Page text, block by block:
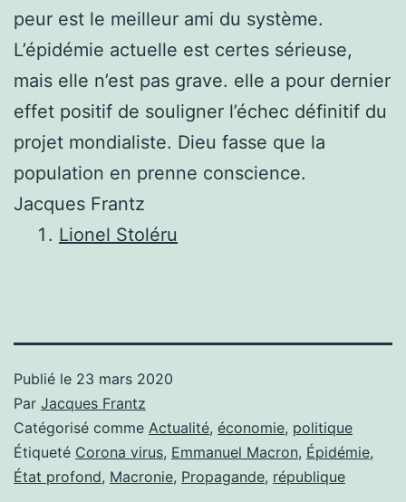
peur est le meilleur ami du système.
L’épidémie actuelle est certes sérieuse,
mais elle n’est pas grave. elle a pour dernier
effet positif de souligner l’échec définitif du
projet mondialiste. Dieu fasse que la
population en prenne conscience.
Jacques Frantz
Lionel Stoléru
Publié le 23 mars 2020
Par Jacques Frantz
Catégorisé comme Actualité, économie, politique
Étiqueté Corona virus, Emmanuel Macron, Épidémie,
État profond, Macronie, Propagande, république